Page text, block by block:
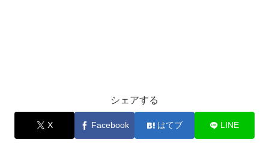
シェアする
X Facebook はてブ LINE